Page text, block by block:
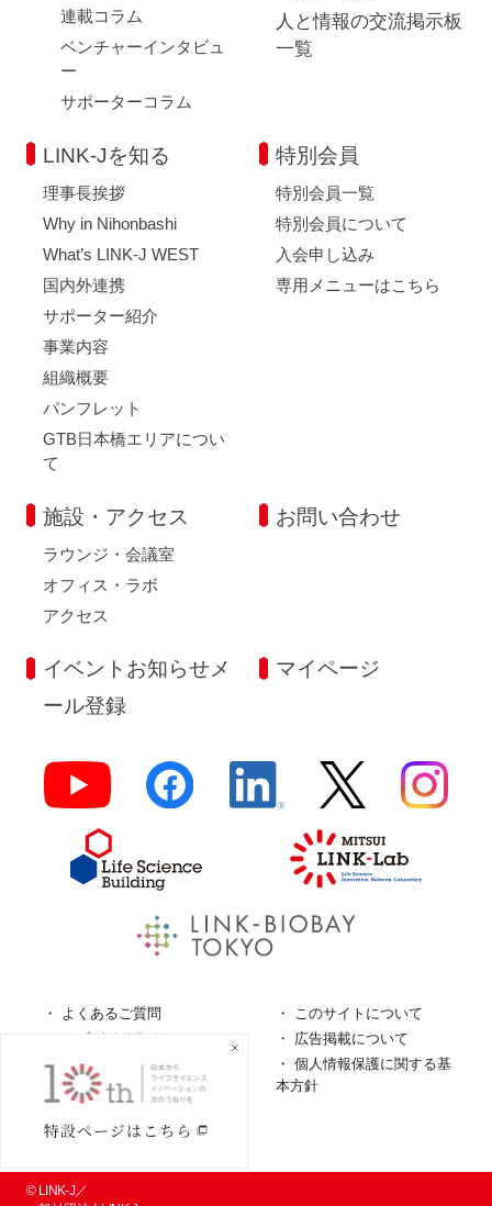
連載コラム
ベンチャーインタビュ
ー
サポーターコラム
人と情報の交流掲示板
一覧
LINK-Jを知る
理事長挨拶
Why in Nihonbashi
What’s LINK-J WEST
国内外連携
サポーター紹介
事業内容
組織概要
パンフレット
GTB日本橋エリアについ
て
特別会員
特別会員一覧
特別会員について
入会申し込み
専用メニューはこちら
施設・アクセス
ラウンジ・会議室
オフィス・ラボ
アクセス
お問い合わせ
イベントお知らせメ
ール登録
マイページ
よくあるご質問
このサイトについて
ロゴガイドライン
広告掲載について
特定商取引法に基づく表
個人情報保護に関する基
本方針
© LINK-J／